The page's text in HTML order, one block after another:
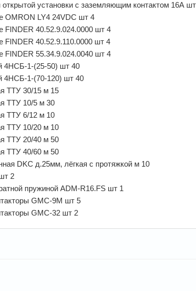
открытой установки с заземляющим контактом 16А
OMRON LY4 24VDC шт 4
FINDER 40.52.9.024.0000 шт 4
FINDER 40.52.9.110.0000 шт 4
FINDER 55.34.9.024.0040 шт 4
4НСБ-1-(25-50) шт 40
4НСБ-1-(70-120) шт 40
ТТУ 30/15 м 15
ТТУ 10/5 м 30
ТТУ 6/12 м 10
ТТУ 10/20 м 10
ТТУ 20/40 м 50
ТТУ 40/60 м 50
DKC д.25мм, лёгкая с протяжкой м 10
2
пружиной ADM-R16.FS шт 1
GMC-9M шт 5
GMC-32 шт 2